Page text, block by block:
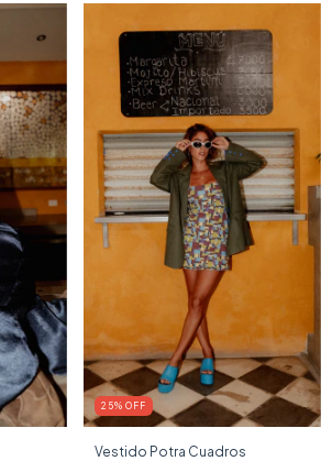
25% OFF
Vestido Potra Cuadros